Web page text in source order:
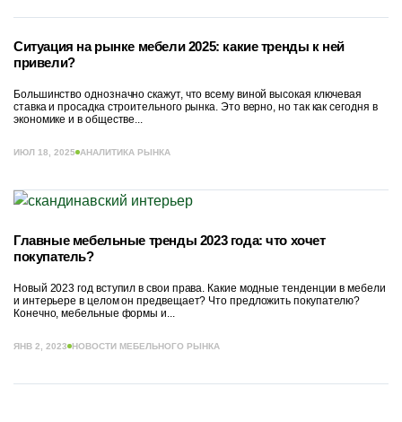
Ситуация на рынке мебели 2025: какие тренды к ней
привели?
Большинство однозначно скажут, что всему виной высокая ключевая
ставка и просадка строительного рынка. Это верно, но так как сегодня в
экономике и в обществе...
ИЮЛ 18, 2025 АНАЛИТИКА РЫНКА
Главные мебельные тренды 2023 года: что хочет
покупатель?
Новый 2023 год вступил в свои права. Какие модные тенденции в мебели
и интерьере в целом он предвещает? Что предложить покупателю?
Конечно, мебельные формы и...
ЯНВ 2, 2023 НОВОСТИ МЕБЕЛЬНОГО РЫНКА